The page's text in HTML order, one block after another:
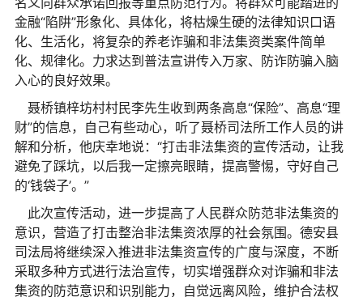
金融“陷阱”形象化、具体化，将枯燥生硬的法律知识口语
化、生活化，将复杂的养老诈骗和非法集资类案件简单
化、规律化。力求达到普法宣讲传入万家、防诈防骗入脑
入心的良好效果。
聂桥镇梓坊村村民李先生收到两条高息“保险”、高息“理
财”的信息，自己有些动心，听了聂桥司法所工作人员的讲
解和分析，他庆幸地说：“打击非法集资的宣传活动，让我
避免了踩坑，以后我一定擦亮眼睛，提高警惕，守好自己
的‘钱袋子’。”
此次宣传活动，进一步提高了人民群众防范非法集资的
意识，营造了打击整治非法集资浓厚的社会氛围。德安县
司法局将继续深入推进非法集资宣传的广度与深度，不断
采取多种方式进行法治宣传，切实增强群众对诈骗和非法
集资的防范意识和识别能力，自觉远离风险，维护合法权